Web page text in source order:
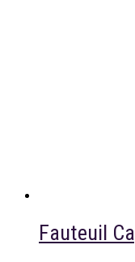
Fauteuil